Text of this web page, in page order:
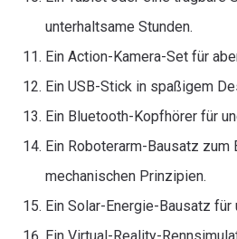
unterhaltsame Stunden.
Ein Action-Kamera-Set für
Ein USB-Stick in spaßigem
Ein Bluetooth-Kopfhörer für
Ein Roboterarm-Bausatz zum
mechanischen Prinzipien.
Ein Solar-Energie-Bausatz